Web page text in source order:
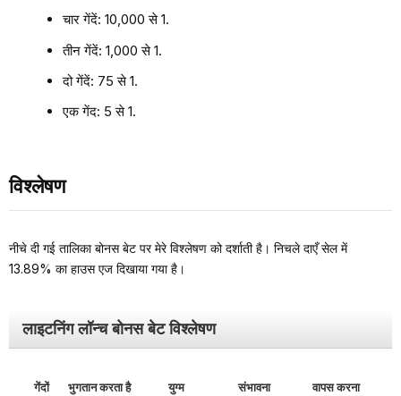
चार गेंदें: 10,000 से 1.
तीन गेंदें: 1,000 से 1.
दो गेंदें: 75 से 1.
एक गेंद: 5 से 1.
विश्लेषण
नीचे दी गई तालिका बोनस बेट पर मेरे विश्लेषण को दर्शाती है। निचले दाएँ सेल में
13.89% का हाउस एज दिखाया गया है।
लाइटनिंग लॉन्च बोनस बेट विश्लेषण
गेंदों भुगतान करता है युग्म संभावना वापस करना